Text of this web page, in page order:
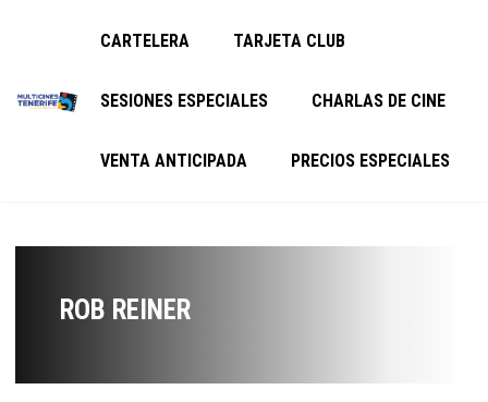
CARTELERA TARJETA CLUB
SESIONES ESPECIALES CHARLAS DE CINE
VENTA ANTICIPADA PRECIOS ESPECIALES
ROB REINER